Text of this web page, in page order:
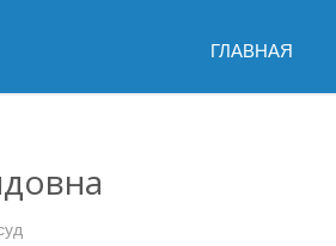
ГЛАВНАЯ